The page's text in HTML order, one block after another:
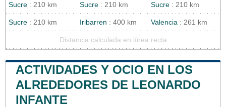
Sucre : 210 km Sucre : 210 km Sucre : 210 km
Sucre : 210 km Iribarren : 400 km Valencia : 261 km
Distancia calculada en línea recta
ACTIVIDADES Y OCIO EN LOS
ALREDEDORES DE LEONARDO
INFANTE